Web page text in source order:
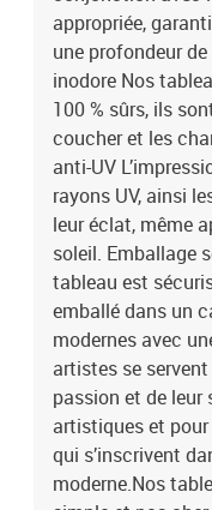
appropriée,
une profondeur
inodore Nos
100 % sûrs, ils
coucher et les
anti-UV
rayons UV, ainsi
leur éclat, même
soleil. Emballage
tableau est
emballé dans un
modernes avec
artistes se
passion et de leur
artistiques et
qui s’inscrivent
moderne.Nos